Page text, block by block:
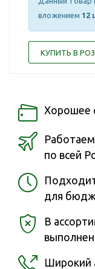
вложением 12
КУПИТЬ В
Хорошее
Работаем
по всей
для
В
Широкий